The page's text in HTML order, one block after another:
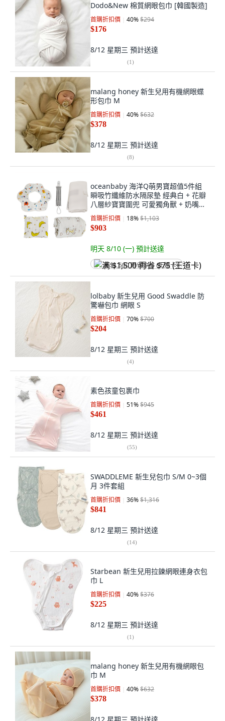
Dodo&New 棉質網眼包巾 [韓國製造]
首購折扣價 40%$294
$176
8/12 星期三 預計送達
(1)
malang honey 新生兒用有機網眼蝶
形包巾 M
首購折扣價 40%$632
$378
8/12 星期三 預計送達
(8)
oceanbaby 海洋Q萌男寶超值5件組
瞬吸竹纖維防水隔尿墊 經典白 + 花瓣
八層紗寶寶圍兜 可愛獨角獸 + 奶嘴練
黑白夾心酥 + 多功能紗布包巾 + 紗布
方巾
首購折扣價 18%$1,103
$903
明天 8/10 (一) 預計送達
满 $1,500 再省 $75 (王道卡)
lolbaby 新生兒用 Good Swaddle 防
驚嚇包巾 網眼 S
首購折扣價 70%$700
$204
8/12 星期三 預計送達
(4)
素色孩童包裹巾
首購折扣價 51%$945
$461
8/12 星期三 預計送達
(55)
SWADDLEME 新生兒包巾 S/M 0~3個
月 3件套組
首購折扣價 36%$1,316
$841
8/12 星期三 預計送達
(14)
Starbean 新生兒用拉鍊網眼連身衣包
巾 L
首購折扣價 40%$376
$225
8/12 星期三 預計送達
(1)
malang honey 新生兒用有機網眼包
巾 M
首購折扣價 40%$632
$378